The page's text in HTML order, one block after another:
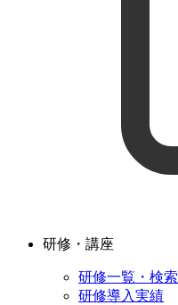
研修・講座
研修一覧・検索
研修導入実績